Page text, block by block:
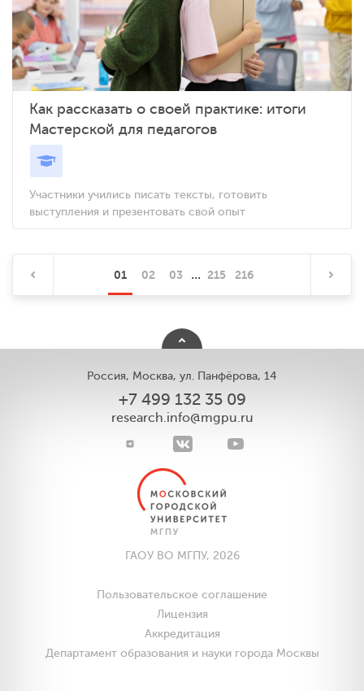
Как рассказать о своей практике: итоги
Мастерской для педагогов
Участники учились писать тексты, готовить
выступления и презентовать свой опыт
01 02 03 ... 215 216
Россия, Москва, ул. Панфёрова, 14
+7 499 132 35 09
research.info@mgpu.ru
ГАОУ ВО МГПУ, 2026
Пользовательское соглашение
Лицензия
Аккредитация
Департамент образования и науки города Москвы